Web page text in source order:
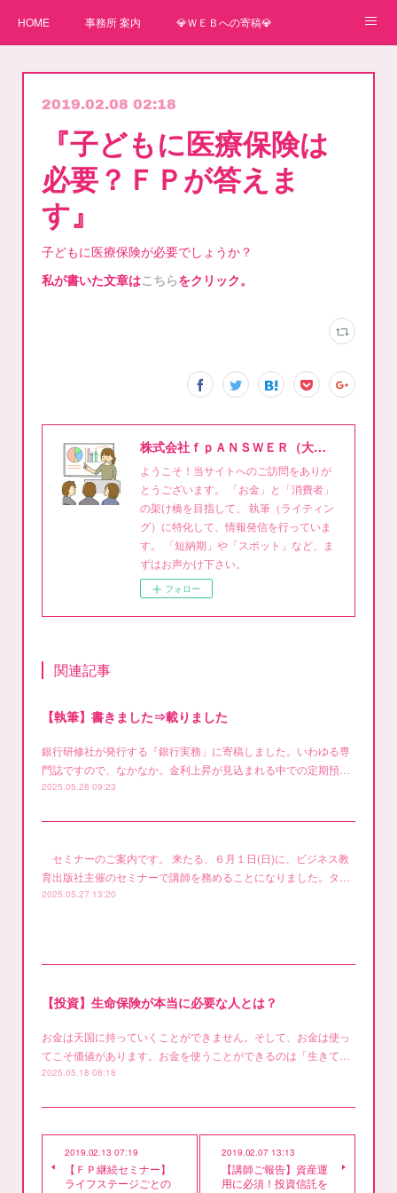
HOME 事務所 案内 💎ＷＥＢへの寄稿💎
弊事務所へのお問い合わせ講師
2019.02.08 02:18
『子どもに医療保険は
必要？ＦＰが答えま
す』
子どもに医療保険が必要でしょうか？
私が書いた文章はこちらをクリック。
株式会社ｆｐＡＮＳＷＥＲ（大泉稔1級FPライティング事務所）
ようこそ！当サイトへのご訪問をありが
とうございます。 「お金」と「消費者」
の架け橋を目指して、 執筆（ライティン
グ）に特化して、情報発信を行っていま
す。 「短納期」や「スポット」など、ま
ずはお声かけ下さい。
フォロー
関連記事
【執筆】書きました⇒載りました
銀行研修社が発行する『銀行実務」に寄稿しました。いわゆる専
門誌ですので、なかなか。金利上昇が見込まれる中での定期預…
2025.05.28 09:23
セミナーのご案内です。 来たる、６月１日(日)に、ビジネス教
育出版社主催のセミナーで講師を務めることになりました。タ…
2025.05.27 13:20
【投資】生命保険が本当に必要な人とは？
お金は天国に持っていくことができません。そして、お金は使っ
てこそ価値があります。お金を使うことができるのは「生きて…
2025.05.18 08:18
2019.02.13 07:19
【ＦＰ継続セミナー】
ライフステージごとの
2019.02.07 13:13
【講師ご報告】資産運
用に必須！投資信託を